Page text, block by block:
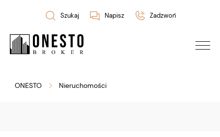
Szukaj Napisz Zadzwoń
ONESTO Nieruchomości